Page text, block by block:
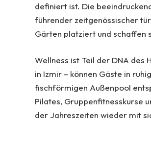
definiert ist. Die
führender zeitgenössischer
Gärten platziert und schaffen
Wellness ist Teil der DNA des
in Izmir – können Gäste in
fischförmigen Außenpool
Pilates, Gruppenfitnesskurse
der Jahreszeiten wieder mit